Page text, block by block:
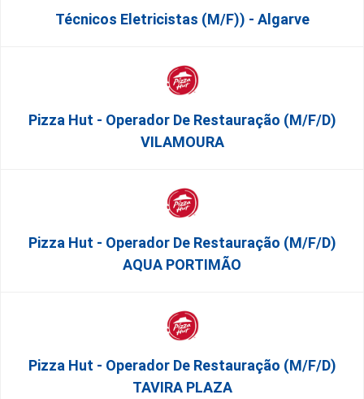
Técnicos Eletricistas (m/f)) - Algarve
Pizza Hut - Operador De Restauração (m/f/d)
VILAMOURA
Pizza Hut - Operador De Restauração (m/f/d)
AQUA PORTIMÃO
Pizza Hut - Operador De Restauração (m/f/d)
TAVIRA PLAZA